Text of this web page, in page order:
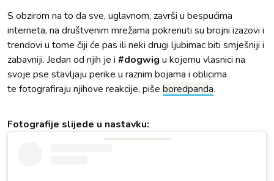
S obzirom na to da sve, uglavnom, završi u bespućima
interneta, na društvenim mrežama pokrenuti su brojni izazovi i
trendovi u tome čiji će pas ili neki drugi ljubimac biti smješniji i
zabavniji. Jedan od njih je i #dogwig u kojemu vlasnici na
svoje pse stavljaju perike u raznim bojama i oblicima
te fotografiraju njihove reakcije, piše boredpanda.
Fotografije slijede u nastavku: